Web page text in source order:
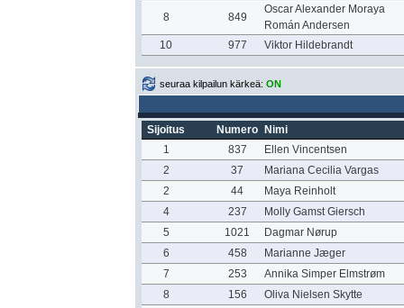
8 849
Oscar Alexander Moraya
Román Andersen
10
977 Viktor Hildebrandt
seuraa kilpailun kärkeä: ON
Sijoitus Numero
Nimi
1
837
Ellen Vincentsen
2
37
Mariana Cecilia Vargas
2
44
Maya Reinholt
4
237
Molly Gamst Giersch
5
1021
Dagmar Nørup
6
458
Marianne Jæger
7
253
Annika Simper Elmstrøm
8
156
Oliva Nielsen Skytte